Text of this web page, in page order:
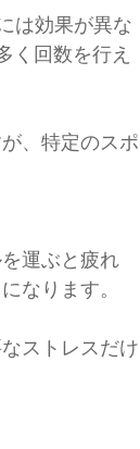
は効果が異な
く回数を行え
、特定のスポ
運ぶと疲れ
なります。
ストレスだけ